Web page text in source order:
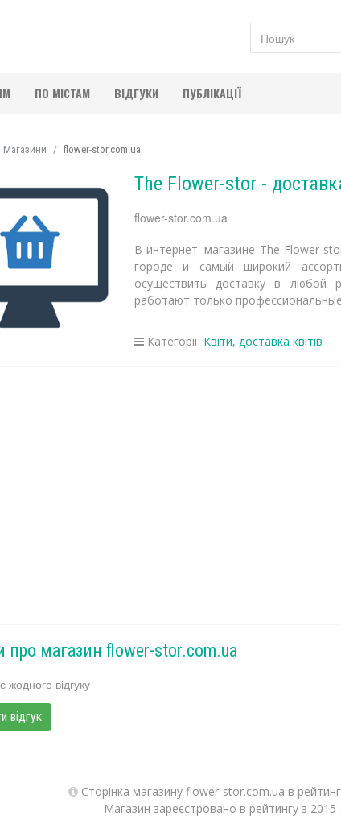
ПО МІСТАМ ВІДГУКИ ПУБЛІКАЦІЇ
Магазини flower-stor.com.ua
The Flower-stor -
flower-stor.com.ua
В интернет–магазине The Flower-
городе и самый широкий
осуществить доставку в любой
работают только
Категорії: Квіти, доставка квітів
про магазин flower-stor.com.ua
відгуку
відгук
Сторінка магазину flower-stor.com.ua в
Магазин зареєстровано в рейтингу з